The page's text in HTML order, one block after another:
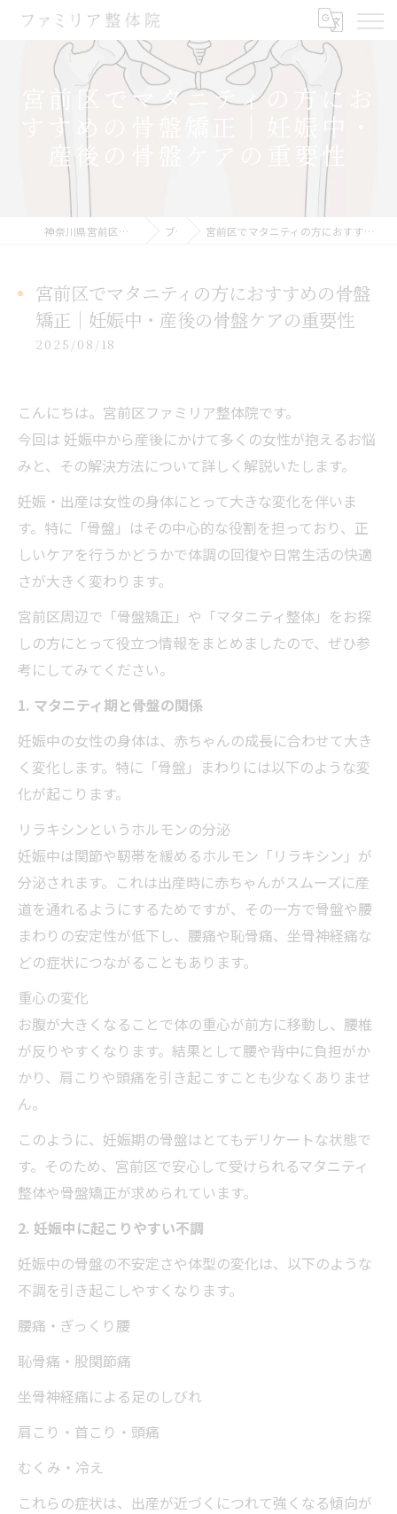
宮前区でマタニティの方にお
すすめの骨盤矯正｜妊娠中・
産後の骨盤ケアの重要性
神奈川県宮前区の整体ならファミリア整体院 ブログ 宮前区でマタニティの方におすすめの骨盤矯正｜妊娠中・産後の骨盤ケアの重要性
宮前区でマタニティの方におすすめの骨盤
矯正｜妊娠中・産後の骨盤ケアの重要性
2025/08/18
こんにちは。宮前区ファミリア整体院です。
今回は 妊娠中から産後にかけて多くの女性が抱えるお悩
みと、その解決方法について詳しく解説いたします。
妊娠・出産は女性の身体にとって大きな変化を伴いま
す。特に「骨盤」はその中心的な役割を担っており、正
しいケアを行うかどうかで体調の回復や日常生活の快適
さが大きく変わります。
宮前区周辺で「骨盤矯正」や「マタニティ整体」をお探
しの方にとって役立つ情報をまとめましたので、ぜひ参
考にしてみてください。
1. マタニティ期と骨盤の関係
妊娠中の女性の身体は、赤ちゃんの成長に合わせて大き
く変化します。特に「骨盤」まわりには以下のような変
化が起こります。
リラキシンというホルモンの分泌
妊娠中は関節や靭帯を緩めるホルモン「リラキシン」が
分泌されます。これは出産時に赤ちゃんがスムーズに産
道を通れるようにするためですが、その一方で骨盤や腰
まわりの安定性が低下し、腰痛や恥骨痛、坐骨神経痛な
どの症状につながることもあります。
重心の変化
お腹が大きくなることで体の重心が前方に移動し、腰椎
が反りやすくなります。結果として腰や背中に負担がか
かり、肩こりや頭痛を引き起こすことも少なくありませ
ん。
このように、妊娠期の骨盤はとてもデリケートな状態で
す。そのため、宮前区で安心して受けられるマタニティ
整体や骨盤矯正が求められています。
2. 妊娠中に起こりやすい不調
妊娠中の骨盤の不安定さや体型の変化は、以下のような
不調を引き起こしやすくなります。
腰痛・ぎっくり腰
恥骨痛・股関節痛
坐骨神経痛による足のしびれ
肩こり・首こり・頭痛
むくみ・冷え
これらの症状は、出産が近づくにつれて強くなる傾向が